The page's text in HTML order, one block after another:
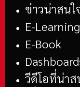
ข่าวน่าสนใ
E-Learning
E-Book
วีดีโอที่น่าส